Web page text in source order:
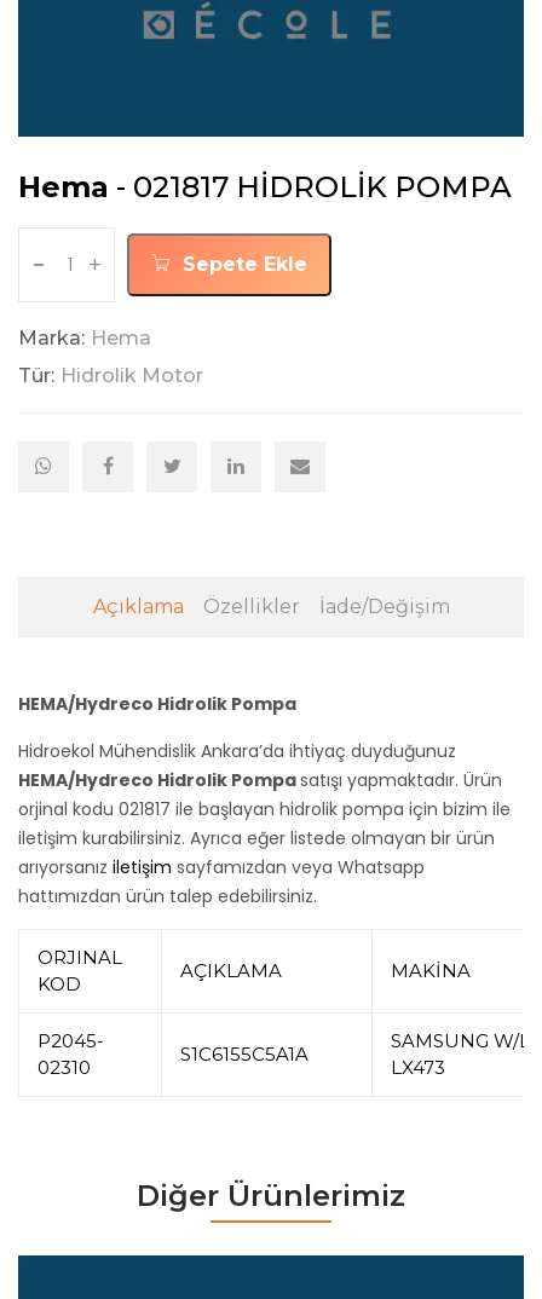
Hema - 021817 HİDROLİK POMPA
- + Sepete Ekle
Marka: Hema
Tür: Hidrolik Motor
Açıklama Özellikler İade/Değişim
HEMA/Hydreco Hidrolik Pompa
Hidroekol Mühendislik Ankara’da ihtiyaç duyduğunuz
HEMA/Hydreco Hidrolik Pompasatışı yapmaktadır. Ürün
orjinal kodu 021817 ile başlayan hidrolik pompa için bizim ile
iletişim kurabilirsiniz. Ayrıca eğer listede olmayan bir ürün
arıyorsanız iletişim sayfamızdan veya Whatsapp
hattımızdan ürün talep edebilirsiniz.
ORJINAL
KOD
AÇIKLAMA MAKİNA
P2045-
02310
S1C6155C5A1A
SAMSUNG W/
LX473
Diğer Ürünlerimiz